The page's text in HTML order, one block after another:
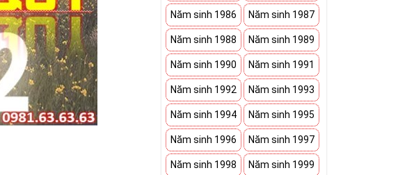
Năm sinh 1986 Năm sinh 1987
Năm sinh 1988 Năm sinh 1989
Năm sinh 1990 Năm sinh 1991
Năm sinh 1992 Năm sinh 1993
Năm sinh 1994 Năm sinh 1995
Năm sinh 1996 Năm sinh 1997
Năm sinh 1998 Năm sinh 1999